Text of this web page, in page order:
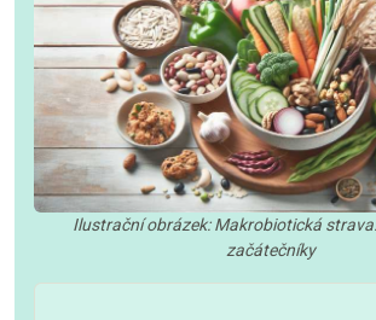
Ilustrační obrázek: Makrobiotická
začátečníky